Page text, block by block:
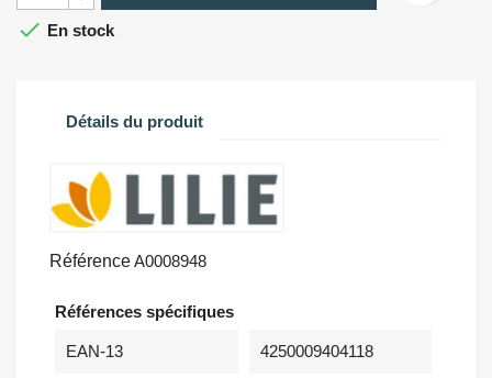
 En stock
Détails du produit
RéférenceA0008948
Références spécifiques
EAN-13 4250009404118